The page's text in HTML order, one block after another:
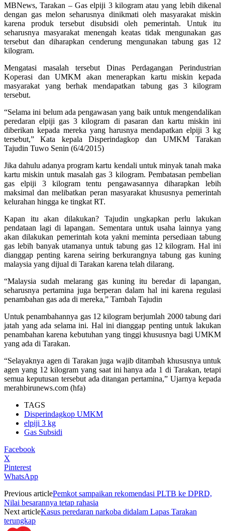
MBNews, Tarakan – Gas elpiji 3 kilogram atau yang lebih dikenal
dengan gas melon seharusnya dinikmati oleh masyarakat miskin
karena produk tersebut disubsidi oleh pemerintah. Untuk itu
seharusnya masyarakat menengah keatas tidak mengunakan gas
tersebut dan diharapkan cenderung mengunakan tabung gas 12
kilogram.
Mengatasi masalah tersebut Dinas Perdagangan Perindustrian
Koperasi dan UMKM akan menerapkan kartu miskin kepada
masyarakat yang berhak mendapatkan tabung gas 3 kilogram
tersebut.
“Selama ini belum ada pengawasan yang baik untuk mengendalikan
peredaran elpiji gas 3 kilogram di pasaran dan kartu miskin ini
diberikan kepada mereka yang harusnya mendapatkan elpiji 3 kg
tersebut,” Kata kepala Disperindagkop dan UMKM Tarakan
Tajudin Tuwo Senin (6/4/2015)
Jika dahulu adanya program kartu kendali untuk minyak tanah maka
kartu miskin untuk masalah gas 3 kilogram. Pembatasan pembelian
gas elpiji 3 kilogram tentu pengawasannya diharapkan lebih
maksimal dan melibatkan peran masyarakat khususnya pemerintah
kelurahan hingga ke tingkat RT.
Kapan itu akan dilakukan? Tajudin ungkapkan perlu lakukan
pendataan lagi di lapangan. Sementara untuk usaha lainnya yang
akan dilakukan pemerintah kota yakni meminta persediaan tabung
gas lebih banyak utamanya untuk tabung gas 12 kilogram. Hal ini
dianggap penting karena seiring berkurangnya tabung gas kuning
malaysia yang dijual di Tarakan karena telah dilarang.
“Malaysia sudah melarang gas kuning itu beredar di lapangan,
seharusnya pertamina juga berperan dalam hal ini karena regulasi
penambahan gas ada di mereka,” Tambah Tajudin
Untuk penambahannya gas 12 kilogram berjumlah 2000 tabung dari
jatah yang ada selama ini. Hal ini dianggap penting untuk lakukan
penambahan karena kebutuhan yang tinggi khususnya bagi UMKM
yang ada di Tarakan.
“Selayaknya agen di Tarakan juga wajib ditambah khususnya untuk
agen yang 12 kilogram yang saat ini hanya ada 1 di Tarakan, tetapi
semua keputusan tersebut ada ditangan pertamina,” Ujarnya kepada
merahbirunews.com (hfa)
TAGS
Disperindagkop UMKM
elpiji 3 kg
Gas Subsidi
Facebook
X
Pinterest
WhatsApp
Previous articlePemkot sampaikan rekomendasi PLTB ke DPRD,
Nilai besarannya tetap rahasia
Next articleKasus peredaran narkoba didalam Lapas Tarakan
terungkap